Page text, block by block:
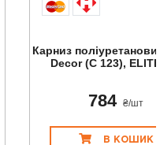
Карниз
Decor (C 123),
784 ₴/шт
В КОШИК